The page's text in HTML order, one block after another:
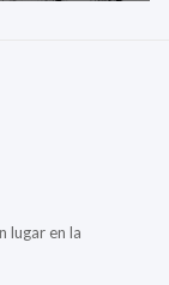
lugar en la